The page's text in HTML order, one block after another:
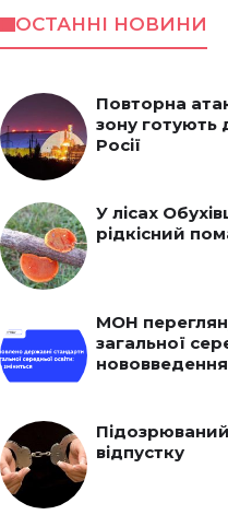
ОСТАННІ НОВИНИ
Повторна
зону готують
Росії
У лісах
рідкісний
МОН
загальної
відпустку